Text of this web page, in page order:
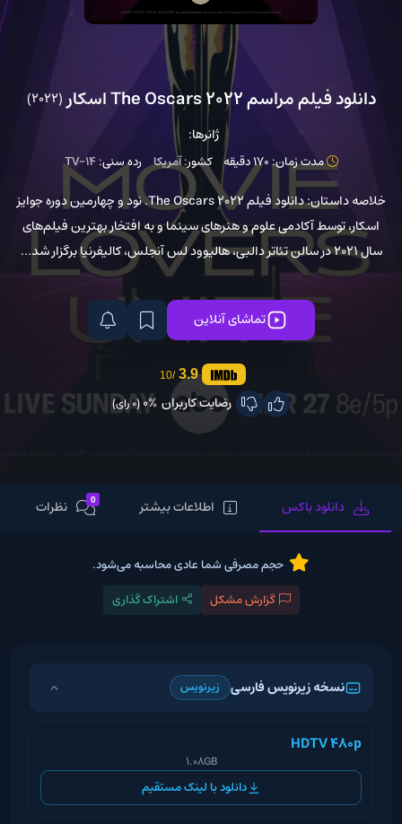
دانلود فیلم مراسم The Oscars 2022 اسکار
(2022)
ژانرها:
مدت زمان: 170 دقیقه کشور:آمریکا رده سنی: TV-14
خلاصه داستان: دانلود فیلم The Oscars 2022. نود و چهارمین دوره جوایز
اسکار، توسط آکادمی علوم و هنرهای سینما و به افتخار بهترین فیلم‌های
سال 2021 در سالن تئاتر دالبی، هالیوود لس آنجلس، کالیفرنیا برگزار شد...
تماشای آنلاین
3.9
/10
رضایت کاربران 0%(0 رای)
دانلود باکس اطلاعات بیشتر 0 نظرات
حجم مصرفی شما عادی محاسبه می‌شود.
گزارش مشکل
اشتراک گذاری
نسخه زیرنویس فارسی زیرنویس
HDTV 480p
1.08GB
دانلود با لینک مستقیم